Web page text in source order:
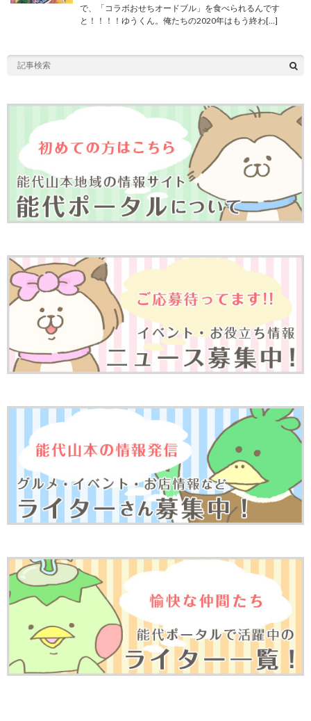
で、「コラボおせちオードブル」を食べられるんです
と！！！！ゆうくん。俺たちの2020年はもう終わ[…]